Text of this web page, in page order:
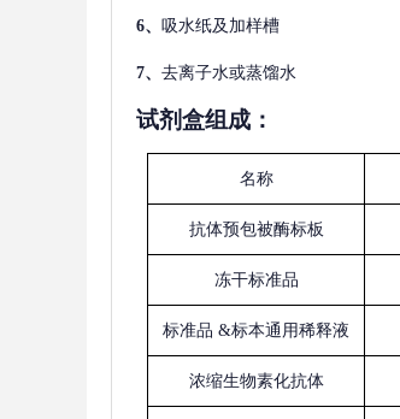
6、 吸水纸及加样槽
7、 去离子水或蒸馏水
试剂盒组成：
名称
抗体预包被酶标板
冻干标准品
标准品 &标本通用稀释液
浓缩生物素化抗体